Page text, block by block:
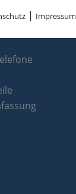
| Impressum